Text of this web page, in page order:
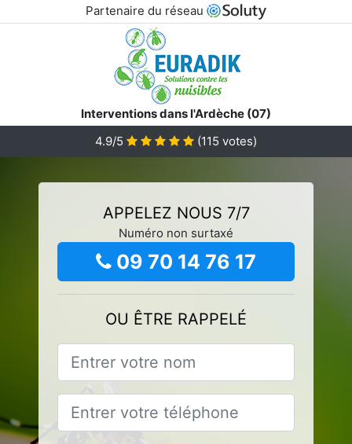
Partenaire du réseau
Interventions dans l'Ardèche (07)
4.9/5
(115 votes)
APPELEZ NOUS 7/7
Numéro non surtaxé
09 70 14 76 17
OU ÊTRE RAPPELÉ